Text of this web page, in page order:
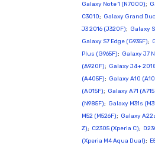
Galaxy Note 1 (N7000);
C3010; Galaxy Grand
J3 2016 (J320F); Galaxy
Galaxy S7 Edge (G935F);
Plus (G965F); Galaxy J7
(A920F); Galaxy J4+
(A405F); Galaxy A10
(A015F); Galaxy A71
(N985F); Galaxy M31s
M52 (M526F); Galaxy
Z); C2305 (Xperia C);
(Xperia M4 Aqua Dual);